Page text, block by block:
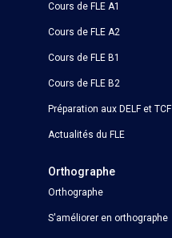
Cours de FLE A1
Cours de FLE A2
Cours de FLE B1
Cours de FLE B2
Préparation aux DELF et TCF
Actualités du FLE
Orthographe
Orthographe
S'améliorer en orthographe